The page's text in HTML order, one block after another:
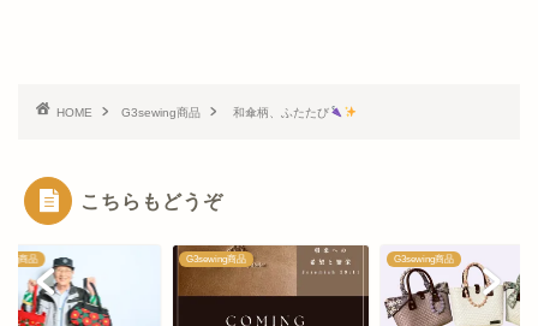
HOME G3sewing商品 和傘柄、ふたたび
こちらもどうぞ
商品 G3sewing商品 G3sewing商品